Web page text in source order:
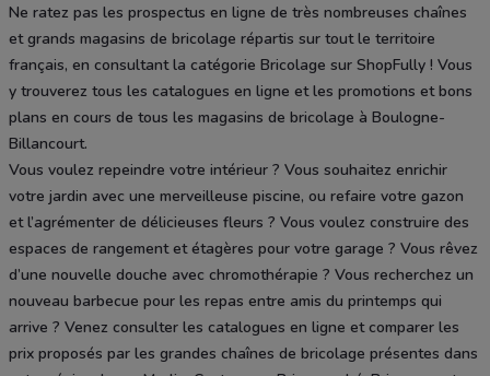
Ne ratez pas les prospectus en ligne de très nombreuses chaînes
et grands magasins de bricolage répartis sur tout le territoire
français, en consultant la catégorie Bricolage sur ShopFully ! Vous
y trouverez tous les catalogues en ligne et les promotions et bons
plans en cours de tous les magasins de bricolage à Boulogne-
Billancourt.
Vous voulez repeindre votre intérieur ? Vous souhaitez enrichir
votre jardin avec une merveilleuse piscine, ou refaire votre gazon
et l’agrémenter de délicieuses fleurs ? Vous voulez construire des
espaces de rangement et étagères pour votre garage ? Vous rêvez
d’une nouvelle douche avec chromothérapie ? Vous recherchez un
nouveau barbecue pour les repas entre amis du printemps qui
arrive ? Venez consulter les catalogues en ligne et comparer les
prix proposés par les grandes chaînes de bricolage présentes dans